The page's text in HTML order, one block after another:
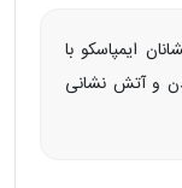
ایمپاسکو با
و آتش‌ نشانی